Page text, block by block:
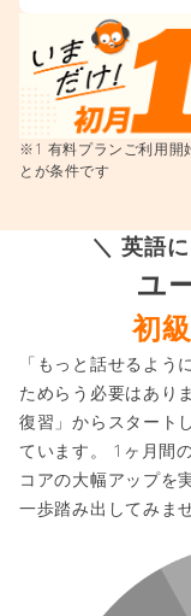
※1 有料プランご利用開
とが条件です
＼ 英語
ユ
初
「もっと話せるよ
ためらう必要はあり
復習」からスタート
ています。 1ヶ月間
コアの大幅アップを
一歩踏み出してみま